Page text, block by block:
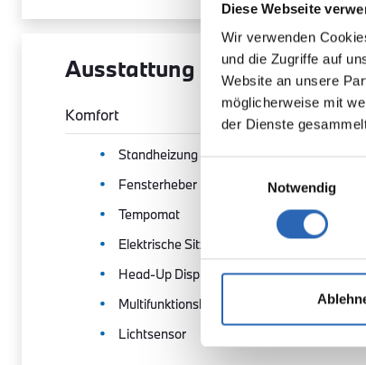
Diese Webseite
Wir verwenden
und die Zugriffe auf
Website an unsere
möglicherweise mit
der Dienste
Notwendig
Ausstattung
Komfort
Standheizung
Fensterheber
Tempomat
Elektrische Sitzeinstellung
Head-Up Display
Multifunktionslenkrad
Lichtsensor